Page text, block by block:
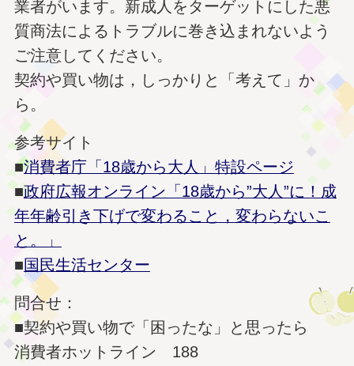
業者がいます。新成人をターゲットにした悪
質商法によるトラブルに巻き込まれないよう
ご注意してください。
契約や買い物は，しっかりと「考えて」か
ら。
参考サイト
■消費者庁「18歳から大人」特設ページ
■政府広報オンライン「18歳から”大人”に！成
年年齢引き下げで変わること，変わらないこ
と。」
■国民生活センター
問合せ：
■契約や買い物で「困ったな」と思ったら
消費者ホットライン 188